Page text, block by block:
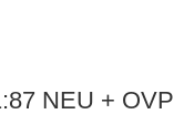
NEU + OVP